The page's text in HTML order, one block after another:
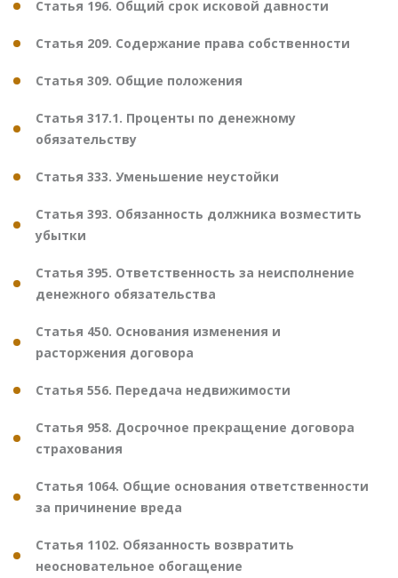
Статья 196. Общий срок исковой давности
Статья 209. Содержание права собственности
Статья 309. Общие положения
Статья 317.1. Проценты по денежному
обязательству
Статья 333. Уменьшение неустойки
Статья 393. Обязанность должника возместить
убытки
Статья 395. Ответственность за неисполнение
денежного обязательства
Статья 450. Основания изменения и
расторжения договора
Статья 556. Передача недвижимости
Статья 958. Досрочное прекращение договора
страхования
Статья 1064. Общие основания ответственности
за причинение вреда
Статья 1102. Обязанность возвратить
неосновательное обогащение